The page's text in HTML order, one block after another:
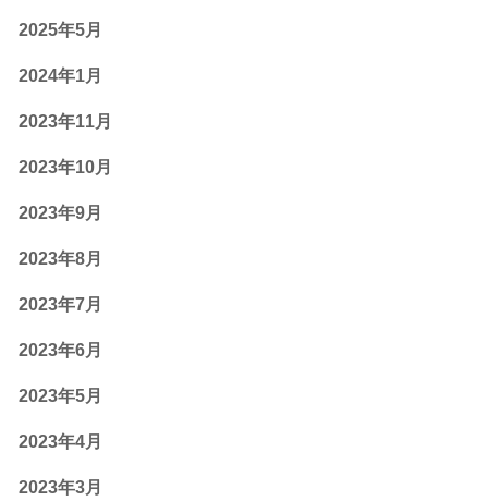
2025年5月
2024年1月
2023年11月
2023年10月
2023年9月
2023年8月
2023年7月
2023年6月
2023年5月
2023年4月
2023年3月